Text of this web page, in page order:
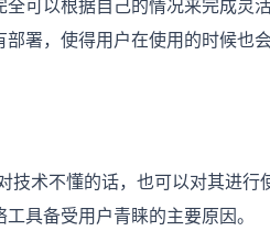
以根据自己的情况来完成灵
署，使得用户在使用的时候也
不懂的话，也可以对其进行
具备受用户青睐的主要原因。